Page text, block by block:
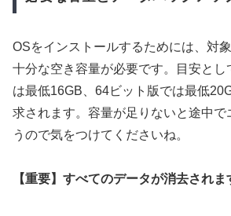
OSをインストールするためには、対
十分な空き容量が必要です。目安とし
は最低16GB、64ビット版では最低
求されます。容量が足りないと途中で
うので気をつけてくださいね。
【重要】すべてのデータが消去されま